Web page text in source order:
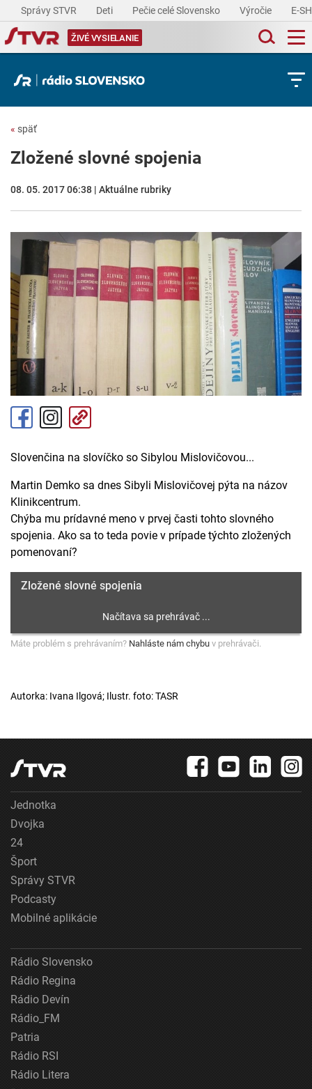
Správy STVR Deti Pečie celé Slovensko Výročie E-
ŽIVÉ VYSIELANIE
« späť
Zložené slovné spojenia
08. 05. 2017 06:38 | Aktuálne rubriky
Slovenčina na slovíčko so Sibylou Mislovičovou...
Martin Demko sa dnes Sibyli Mislovičovej pýta na názov
Klinikcentrum.
Chýba mu prídavné meno v prvej časti tohto slovného
spojenia. Ako sa to teda povie v prípade týchto zložených
pomenovaní?
Zložené slovné spojenia
Máte problém s prehrávaním? Nahláste nám chybu v prehrávači.
Autorka: Ivana Ilgová; Ilustr. foto: TASR
Jednotka
Dvojka
24
Šport
Správy STVR
Podcasty
Mobilné aplikácie
Rádio Slovensko
Rádio Regina
Rádio Devín
Rádio_FM
Patria
Rádio RSI
Rádio Litera